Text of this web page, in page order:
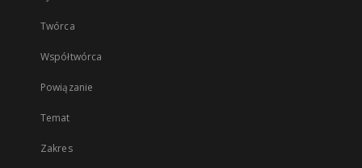
Twórca
Współtwórca
Powiązanie
Temat
Zakres